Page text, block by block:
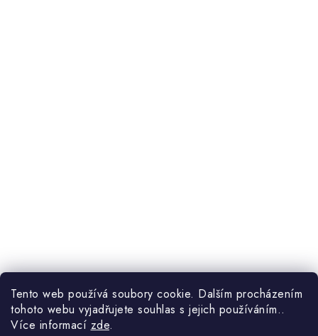
Tento web používá soubory cookie. Dalším procházením
tohoto webu vyjadřujete souhlas s jejich používáním..
Více informací zde.